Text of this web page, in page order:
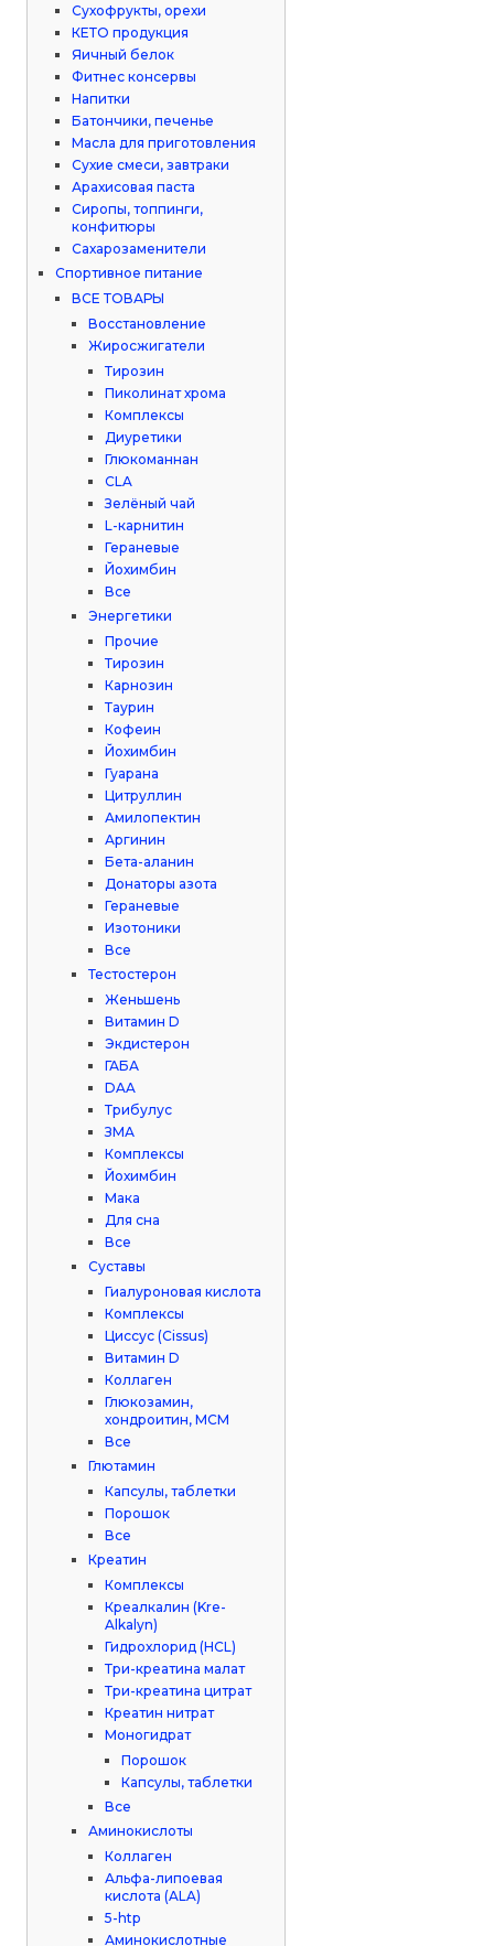
Сухофрукты, орехи
КЕТО продукция
Яичный белок
Фитнес консервы
Напитки
Батончики, печенье
Масла для приготовления
Сухие смеси, завтраки
Арахисовая паста
Сиропы, топпинги,
конфитюры
Сахарозаменители
Спортивное питание
ВСЕ ТОВАРЫ
Восстановление
Жиросжигатели
Тирозин
Пиколинат хрома
Комплексы
Диуретики
Глюкоманнан
CLA
Зелёный чай
L-карнитин
Гераневые
Йохимбин
Все
Энергетики
Прочие
Тирозин
Карнозин
Таурин
Кофеин
Йохимбин
Гуарана
Цитруллин
Амилопектин
Аргинин
Бета-аланин
Донаторы азота
Гераневые
Изотоники
Все
Тестостерон
Женьшень
Витамин D
Экдистерон
ГАБА
DAA
Трибулус
ЗМА
Комплексы
Йохимбин
Мака
Для сна
Все
Суставы
Гиалуроновая кислота
Комплексы
Циссус (Cissus)
Витамин D
Коллаген
Глюкозамин,
хондроитин, МСМ
Все
Глютамин
Капсулы, таблетки
Порошок
Все
Креатин
Комплексы
Креалкалин (Kre-
Alkalyn)
Гидрохлорид (HCL)
Три-креатина малат
Три-креатина цитрат
Креатин нитрат
Моногидрат
Порошок
Капсулы, таблетки
Все
Аминокислоты
Коллаген
Альфа-липоевая
кислота (ALA)
5-htp
Аминокислотные